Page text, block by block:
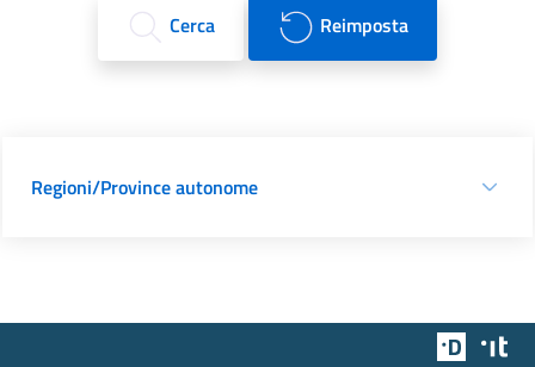
Cerca Reimposta
Regioni/Province autonome
Team